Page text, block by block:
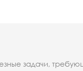
задачи,